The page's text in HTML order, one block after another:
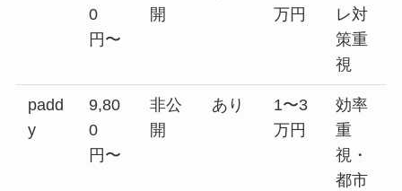
0
円〜
開
万円
レ対
策重
視
padd
y
9,80
0
円〜
非公
開
あり
1〜3
万円
効率
重
視・
都市